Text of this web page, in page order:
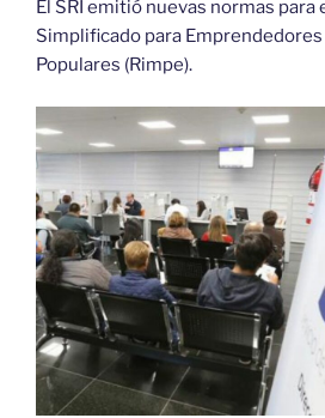
El SRI emitió nuevas normas para
Simplificado para
Populares (Rimpe).